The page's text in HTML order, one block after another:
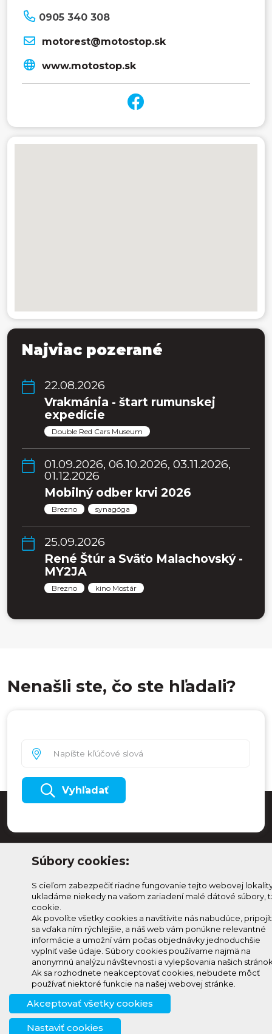
0905 340 308
motorest@motostop.sk
www.motostop.sk
Najviac pozerané
22.08.2026
Vrakmánia - štart rumunskej
expedície
Double Red Cars Museum
01.09.2026, 06.10.2026, 03.11.2026,
01.12.2026
Mobilný odber krvi 2026
Brezno synagóga
25.09.2026
René Štúr a Sväťo Malachovský -
MY2JA
Brezno kino Mostár
Nenašli ste, čo ste hľadali?
Vyhľadať
info@knh.sk
+421 903
294 997
Prihlásenie
Zmeniť
nastavenie
cookies
Odoberaj Kam na
Horehroní
Prihlás sa na odber a
dostávaj novinky ako prvý
Súbory cookies:
S cieľom zabezpečiť riadne fungovanie tejto webovej
ukladáme niekedy na vašom zariadení malé dátové súbory,
cookie.
Ak povolíte všetky cookies a navštívite nás nabudúce,
sa vďaka ním rýchlejšie, a náš web vám ponúkne relevantné
informácie a umožní vám počas objednávky jednoduchšie
vyplniť vaše údaje. Súbory cookies používame najmä na
anonymnú analýzu návštevnosti a vylepšovania našich
Ak sa rozhodnete neakceptovať cookies, nebudete môcť
používať niektoré funkcie na našej webovej stránke.
Akceptovať všetky cookies
Nastaviť cookies